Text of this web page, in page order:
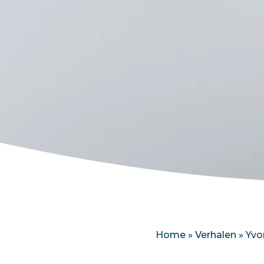
Home » Verhalen »